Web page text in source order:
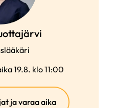
19.8. klo 11:00
ja varaa aika(ulkoinen